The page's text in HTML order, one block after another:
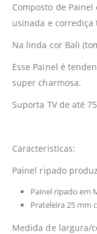
Composto de
usinada e corrediça
Na linda cor Bali
Esse Painel é
super charmosa.
Suporta TV de até
Caracteristicas:
Painel ripado
Painel ripado em
Prateleira 25 mm
Medida de largura/